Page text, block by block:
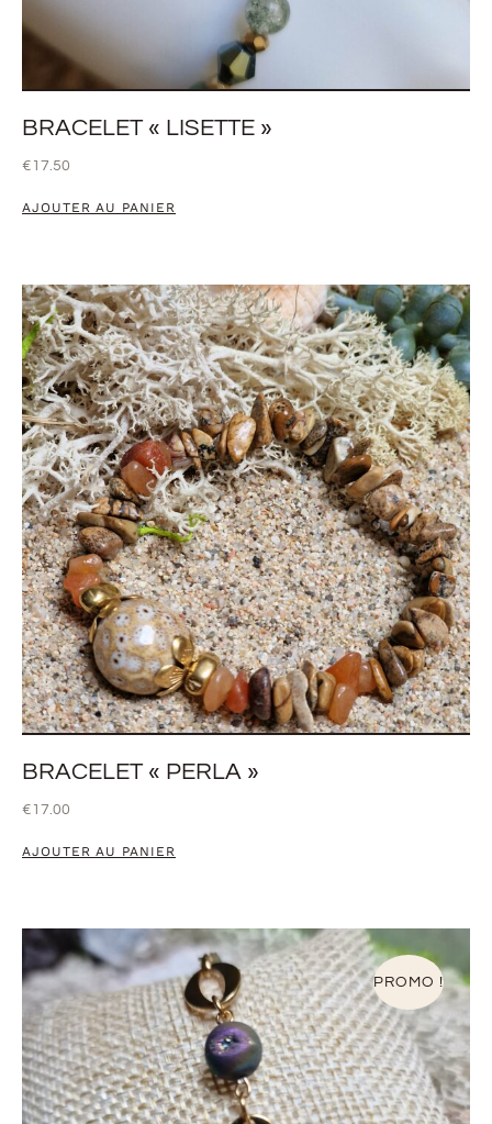
BRACELET « LISETTE »
€ 17.50
AJOUTER AU PANIER
BRACELET « PERLA »
€ 17.00
AJOUTER AU PANIER
PROMO !